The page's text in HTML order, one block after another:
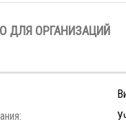
ДЛЯ ОРГАНИЗАЦИЙ